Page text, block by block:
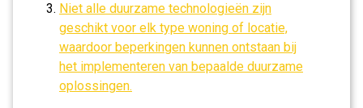
Niet alle duurzame technologieën zijn
geschikt voor elk type woning of locatie,
waardoor beperkingen kunnen ontstaan bij
het implementeren van bepaalde duurzame
oplossingen.